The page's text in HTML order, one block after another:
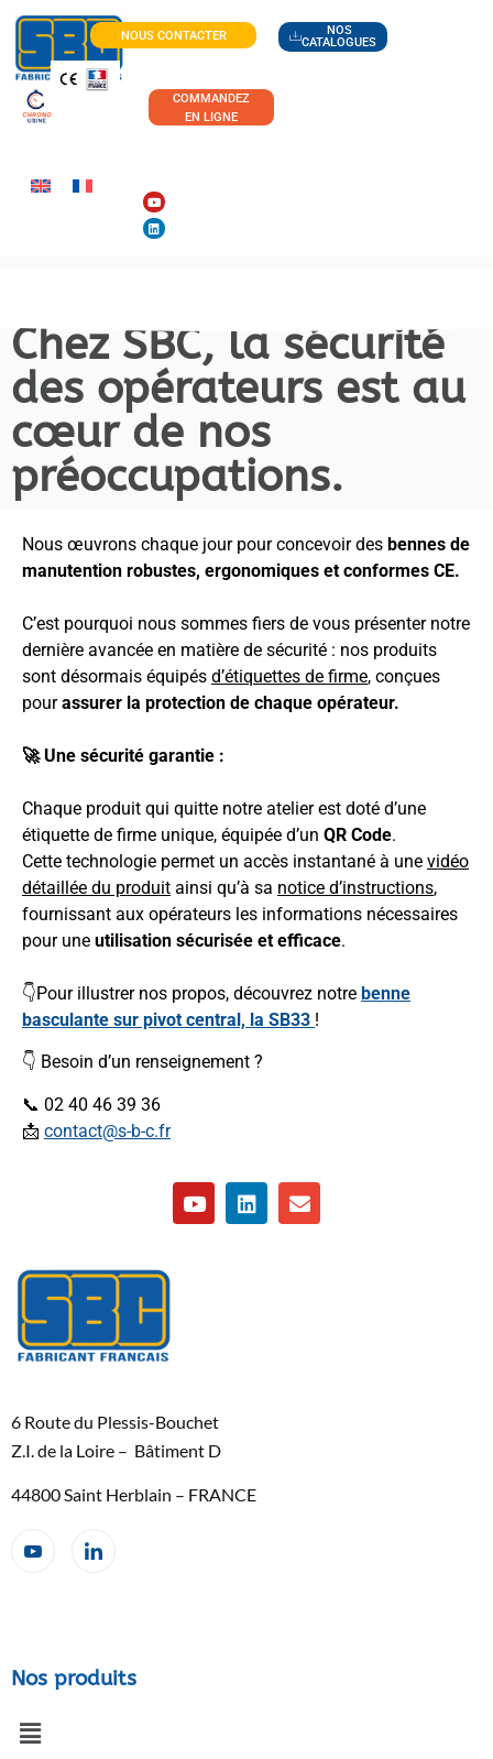
NOUS CONTACTER
NOS
CATALOGUES
COMMANDEZ
EN LIGNE
Chez SBC, la sécurité
des opérateurs est au
cœur de nos
préoccupations.
Nous œuvrons chaque jour pour concevoir des bennes de
manutention robustes, ergonomiques et conformes CE.
C’est pourquoi nous sommes fiers de vous présenter notre
dernière avancée en matière de sécurité : nos produits
sont désormais équipés d’étiquettes de firme, conçues
pourassurer la protection de chaque opérateur.
🚀 Une sécurité garantie :
Chaque produit qui quitte notre atelier est doté d’une
étiquette de firme unique, équipée d’un QR Code.
Cette technologie permet un accès instantané à une vidéo
détaillée du produit ainsi qu’à sa notice d’instructions,
fournissant aux opérateurs les informations nécessaires
pour une utilisation sécurisée et efficace.
👇Pour illustrer nos propos, découvrez notre benne
basculante sur pivot central, la SB33 !
👇 Besoin d’un renseignement ?
📞 02 40 46 39 36
📩 contact@s-b-c.fr
6 Route du Plessis-Bouchet
Z.I. de la Loire – Bâtiment D
44800 Saint Herblain – FRANCE
Nos produits